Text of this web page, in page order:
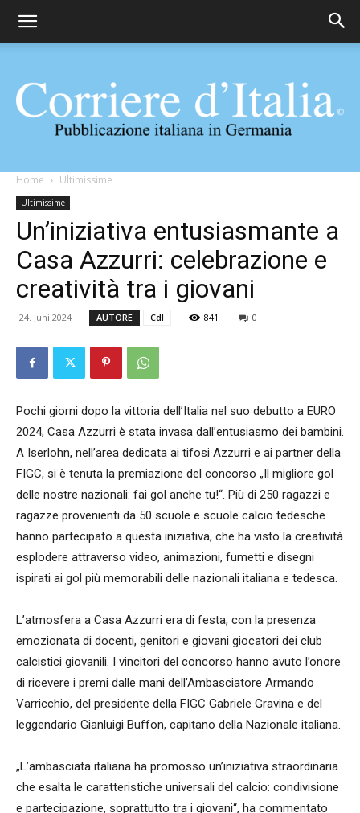
Corriere
d'Italia
Home Ultimissime
Ultimissime
Un’iniziativa entusiasmante a
Casa Azzurri: celebrazione e
creatività tra i giovani
24. Juni 2024 AUTORE CdI 841 0
Pochi giorni dopo la vittoria dell’Italia nel suo debutto a EURO
2024, Casa Azzurri è stata invasa dall’entusiasmo dei bambini.
A Iserlohn, nell’area dedicata ai tifosi Azzurri e ai partner della
FIGC, si è tenuta la premiazione del concorso „Il migliore gol
delle nostre nazionali: fai gol anche tu!“. Più di 250 ragazzi e
ragazze provenienti da 50 scuole e scuole calcio tedesche
hanno partecipato a questa iniziativa, che ha visto la creatività
esplodere attraverso video, animazioni, fumetti e disegni
ispirati ai gol più memorabili delle nazionali italiana e tedesca.
L’atmosfera a Casa Azzurri era di festa, con la presenza
emozionata di docenti, genitori e giovani giocatori dei club
calcistici giovanili. I vincitori del concorso hanno avuto l’onore
di ricevere i premi dalle mani dell’Ambasciatore Armando
Varricchio, del presidente della FIGC Gabriele Gravina e del
leggendario Gianluigi Buffon, capitano della Nazionale italiana.
„L’ambasciata italiana ha promosso un’iniziativa straordinaria
che esalta le caratteristiche universali del calcio: condivisione
e partecipazione, soprattutto tra i giovani“, ha commentato